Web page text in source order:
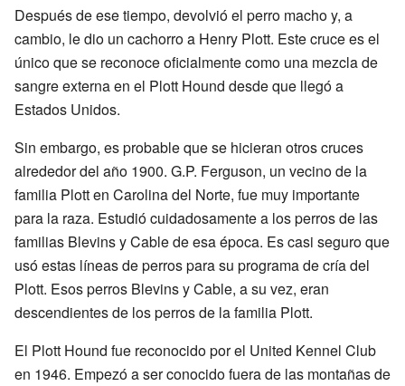
Después de ese tiempo, devolvió el perro macho y, a
cambio, le dio un cachorro a Henry Plott. Este cruce es el
único que se reconoce oficialmente como una mezcla de
sangre externa en el Plott Hound desde que llegó a
Estados Unidos.
Sin embargo, es probable que se hicieran otros cruces
alrededor del año 1900. G.P. Ferguson, un vecino de la
familia Plott en Carolina del Norte, fue muy importante
para la raza. Estudió cuidadosamente a los perros de las
familias Blevins y Cable de esa época. Es casi seguro que
usó estas líneas de perros para su programa de cría del
Plott. Esos perros Blevins y Cable, a su vez, eran
descendientes de los perros de la familia Plott.
El Plott Hound fue reconocido por el United Kennel Club
en 1946. Empezó a ser conocido fuera de las montañas de